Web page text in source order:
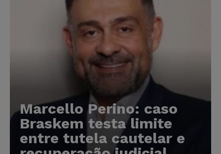
Marcello Perino: caso
Braskem testa limite
entre tutela cautelar e